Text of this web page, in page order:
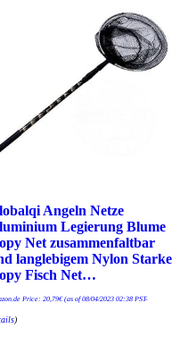
Angeln Netze
Legierung Blume
Net zusammenfaltbar
langlebigem Nylon Starke
Fisch Net…
Price: 20,79€(as of 08/04/2023 02:38 PST-
)